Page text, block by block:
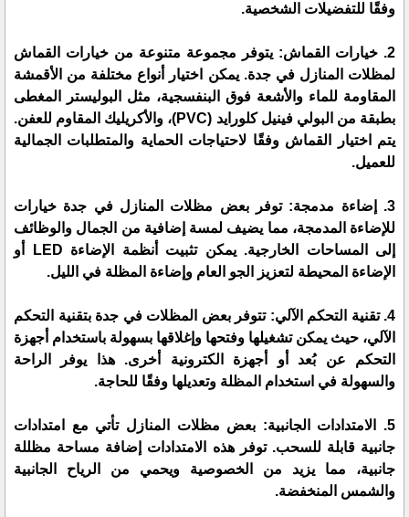
وفقًا للتفضيلات الشخصية.
2. خيارات القماش: يتوفر مجموعة متنوعة من خيارات القماش
لمظلات المنازل في جدة. يمكن اختيار أنواع مختلفة من الأقمشة
المقاومة للماء والأشعة فوق البنفسجية، مثل البوليستر المغطى
بطبقة من البولي فينيل كلورايد (PVC)، والأكريليك المقاوم للعفن.
يتم اختيار القماش وفقًا لاحتياجات الحماية والمتطلبات الجمالية
للعميل.
3. إضاءة مدمجة: توفر بعض مظلات المنازل في جدة خيارات
للإضاءة المدمجة، مما يضيف لمسة إضافية من الجمال والوظائف
إلى المساحات الخارجية. يمكن تثبيت أنظمة الإضاءة LED أو
الإضاءة المحيطة لتعزيز الجو العام وإضاءة المظلة في الليل.
4. تقنية التحكم الآلي: تتوفر بعض المظلات في جدة بتقنية التحكم
الآلي، حيث يمكن تشغيلها وفتحها وإغلاقها بسهولة باستخدام أجهزة
التحكم عن بُعد أو أجهزة الكترونية أخرى. هذا يوفر الراحة
والسهولة في استخدام المظلة وتعديلها وفقًا للحاجة.
5. الامتدادات الجانبية: بعض مظلات المنازل تأتي مع امتدادات
جانبية قابلة للسحب. توفر هذه الامتدادات إضافة مساحة مظللة
جانبية، مما يزيد من الخصوصية ويحمي من الرياح الجانبية
والشمس المنخفضة.